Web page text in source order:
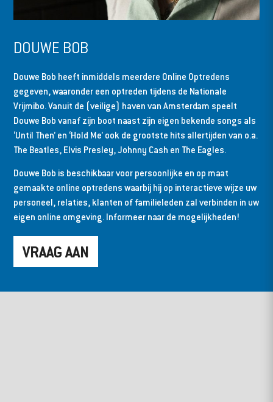
DOUWE BOB
Douwe Bob heeft inmiddels meerdere Online Optredens
gegeven, waaronder een optreden tijdens de Nationale
Vrijmibo. Vanuit de (veilige) haven van Amsterdam speelt
Douwe Bob vanaf zijn boot naast zijn eigen bekende songs als
‘Until Then’ en ‘Hold Me’ ook de grootste hits allertijden van o.a.
The Beatles, Elvis Presley, Johnny Cash en The Eagles.
Douwe Bob is beschikbaar voor persoonlijke en op maat
gemaakte online optredens waarbij hij op interactieve wijze uw
personeel, relaties, klanten of familieleden zal verbinden in uw
eigen online omgeving. Informeer naar de mogelijkheden!
VRAAG AAN